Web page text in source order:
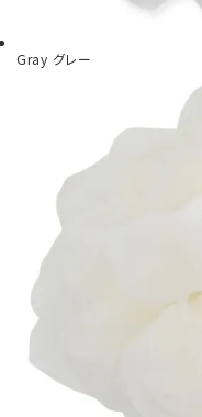
Gray グレー